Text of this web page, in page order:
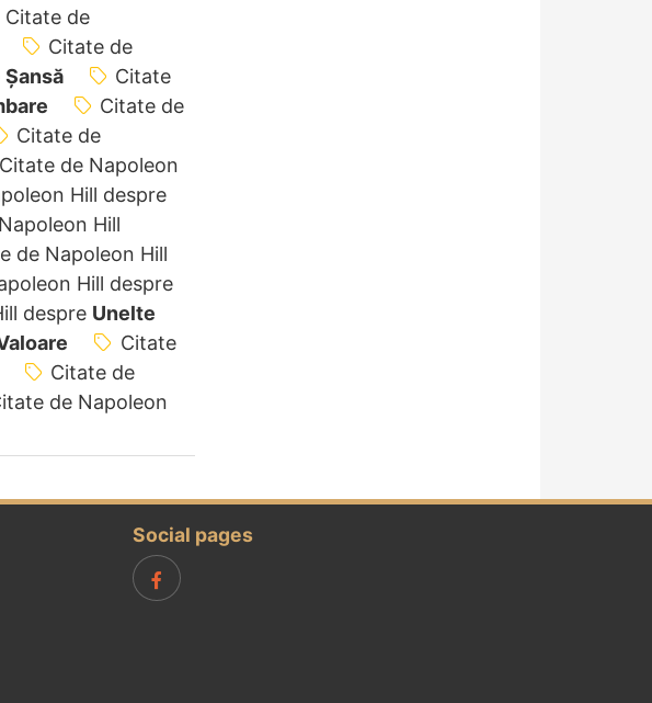
Citate de
Citate de
Șansă
Citate
Citate de
Citate de
Citate de Napoleon
Hill despre
Hill
de Napoleon Hill
Hill despre
despre Unelte
Citate
Citate de
de Napoleon
Social pages